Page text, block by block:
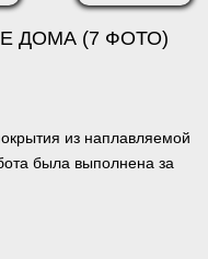
ДОМА (7 ФОТО)
из наплавляемой
была выполнена за